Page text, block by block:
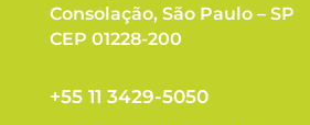
Consolação, São Paulo – SP
CEP 01228-200
+55 11 3429-5050